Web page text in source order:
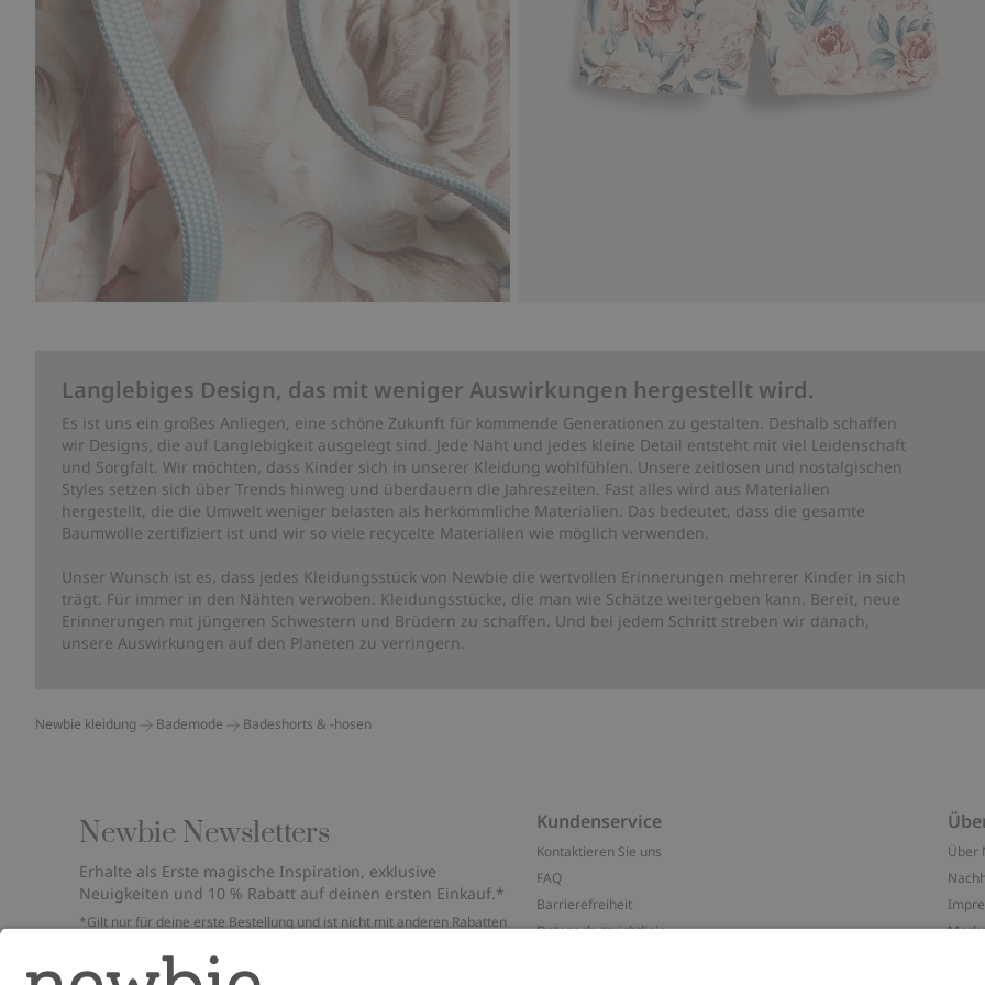
Langlebiges Design, das mit weniger Auswirkungen hergestellt wird.
Es ist uns ein großes Anliegen, eine schöne Zukunft für kommende Generationen zu gestalten. Deshalb schaffen
wir Designs, die auf Langlebigkeit ausgelegt sind. Jede Naht und jedes kleine Detail entsteht mit viel Leidenschaft
und Sorgfalt. Wir möchten, dass Kinder sich in unserer Kleidung wohlfühlen. Unsere zeitlosen und nostalgischen
Styles setzen sich über Trends hinweg und überdauern die Jahreszeiten. Fast alles wird aus Materialien
hergestellt, die die Umwelt weniger belasten als herkömmliche Materialien. Das bedeutet, dass die gesamte
Baumwolle zertifiziert ist und wir so viele recycelte Materialien wie möglich verwenden.
Unser Wunsch ist es, dass jedes Kleidungsstück von Newbie die wertvollen Erinnerungen mehrerer Kinder in sich
trägt. Für immer in den Nähten verwoben. Kleidungsstücke, die man wie Schätze weitergeben kann. Bereit, neue
Erinnerungen mit jüngeren Schwestern und Brüdern zu schaffen. Und bei jedem Schritt streben wir danach,
unsere Auswirkungen auf den Planeten zu verringern.
Newbie kleidung Bademode Badeshorts & -hosen
Newbie Newsletters
Erhalte als Erste magische Inspiration, exklusive
Neuigkeiten und 10 % Rabatt auf deinen ersten Einkauf.*
*Gilt nur für deine erste Bestellung und ist nicht mit anderen Rabatten
überprüfe deinen Spam-Ordner. Lies unsere
FAQ & Cookie-Richtlinie
Kundenservice
Kontaktieren Sie uns
FAQ
Barrierefreiheit
Datenschutzrichtlinie
Über